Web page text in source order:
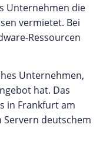
Unternehmen die
vermietet. Bei
Ressourcen
Unternehmen,
hat. Das
in Frankfurt am
Servern deutschem